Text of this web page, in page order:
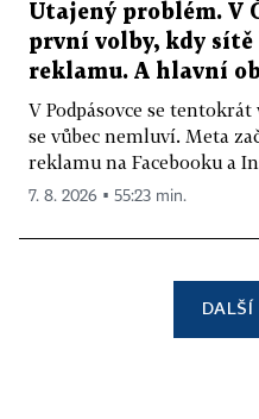
Utajený problém. V
první volby, kdy
reklamu. A hlavní
V Podpásovce se
se vůbec nemluví. Meta
reklamu na Facebooku a
7. 8. 2026 ▪ 55:23 min.
DALŠÍ